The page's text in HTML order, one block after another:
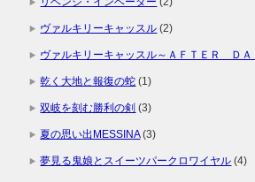
ヴァルキリーキャッスル (2)
ヴァルキリーキャッスル～ＡＦＴＥＲ ＤＡ
乾く大地と報復の蛇 (1)
双岐を刻む勝利の剣 (3)
夏の思い出MESSINA(3)
夢見る鬼娘とスイーツパークロワイヤル (4)